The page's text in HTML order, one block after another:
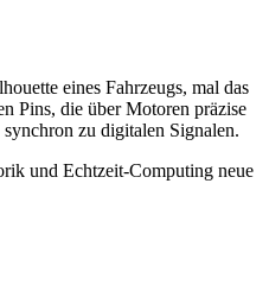
eines Fahrzeugs, mal das
Pins, die über Motoren präzise
zu digitalen Signalen.
und Echtzeit-Computing neue